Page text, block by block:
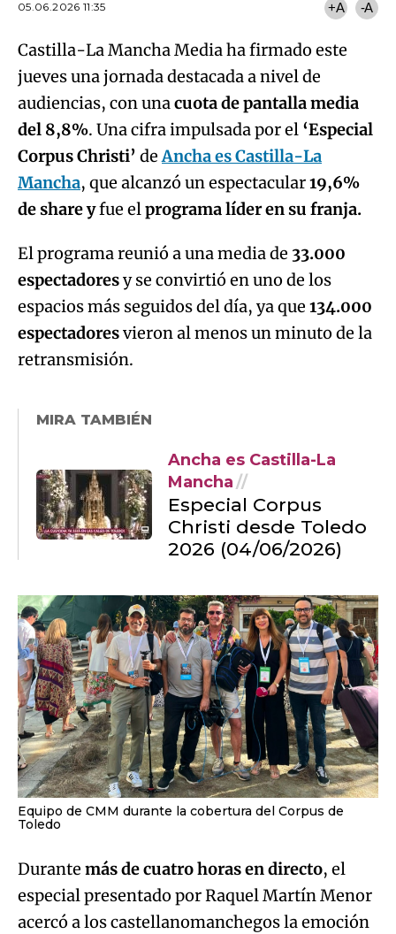
05.06.2026 11:35 +A -A
Castilla-La Mancha Media ha firmado este
jueves una jornada destacada a nivel de
audiencias, con unacuota de pantalla media
del 8,8%. Una cifra impulsada por el ‘Especial
Corpus Christi’ deAncha es Castilla-La
Mancha, que alcanzó un espectacular19,6%
de share yfue elprograma líder en su franja.
El programa reunió a una media de 33.000
espectadoresy se convirtió en uno de los
espacios más seguidos del día, ya que 134.000
espectadoresvieron al menos un minuto de la
retransmisión.
MIRA TAMBIÉN
Ancha es Castilla-La
Mancha
Especial Corpus
Christi desde Toledo
2026 (04/06/2026)
Equipo de CMM durante la cobertura del Corpus de
Toledo
Durante más de cuatro horas en directo, el
especial presentado por Raquel Martín Menor
acercó a los castellanomanchegos la emoción